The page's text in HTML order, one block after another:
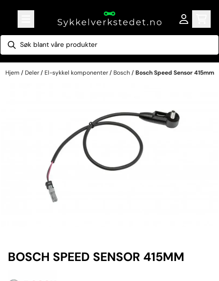
Hopp til innhold
Hjem / Deler/ El-sykkel komponenter/ Bosch/Bosch Speed Sensor 415mm
BOSCH SPEED SENSOR 415MM